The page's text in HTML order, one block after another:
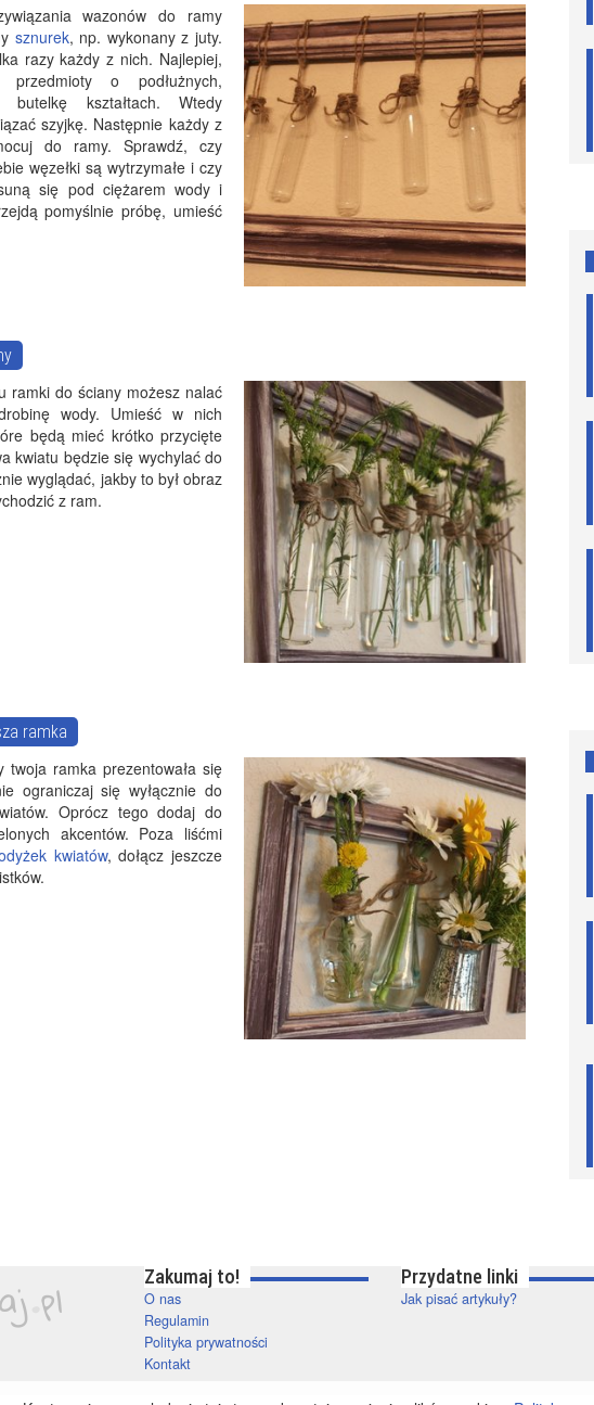
wazonów do ramy
sznurek, np. wykonany z juty.
razy każdy z nich. Najlepiej,
przedmioty o podłużnych,
butelkę kształtach. Wtedy
szyjkę. Następnie każdy z
do ramy. Sprawdź, czy
węzełki są wytrzymałe i czy
się pod ciężarem wody i
pomyślnie próbę, umieść
ramki do ściany możesz nalać
wody. Umieść w nich
będą mieć krótko przycięte
kwiatu będzie się wychylać do
wyglądać, jakby to był obraz
z ram.
ramka
twoja ramka prezentowała się
ograniczaj się wyłącznie do
Oprócz tego dodaj do
akcentów. Poza liśćmi
kwiatów, dołącz jeszcze
Zakumaj to!
O nas
Regulamin
Polityka prywatności
Kontakt
Przydatne linki
Jak pisać artykuły?